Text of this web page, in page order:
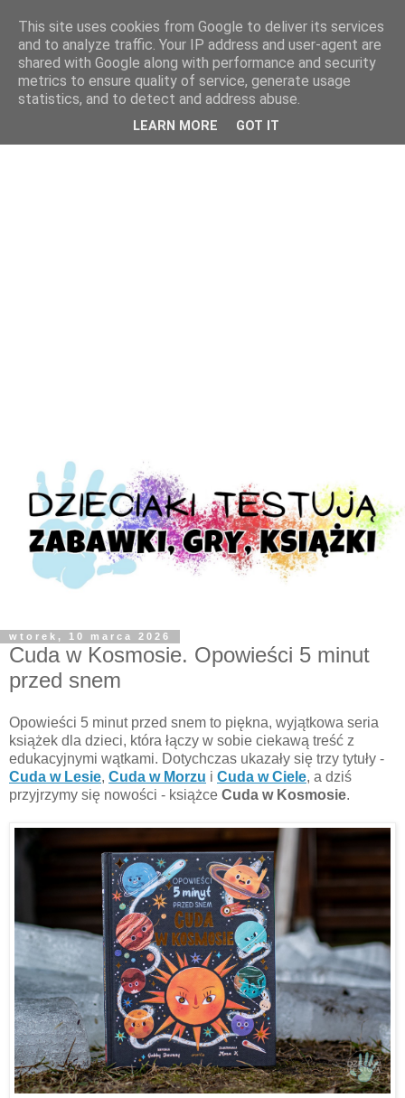
wtorek, 10 marca 2026
Cuda w Kosmosie. Opowieści 5 minut
przed snem
Opowieści 5 minut przed snem to piękna, wyjątkowa seria
książek dla dzieci, która łączy w sobie ciekawą treść z
edukacyjnymi wątkami. Dotychczas ukazały się trzy tytuły -
Cuda w Lesie, Cuda w Morzu i Cuda w Ciele, a dziś
przyjrzymy się nowości - książce Cuda w Kosmosie.
This site uses cookies from Google to deliver its services
and to analyze traffic. Your IP address and user-agent are
shared with Google along with performance and security
metrics to ensure quality of service, generate usage
statistics, and to detect and address abuse.
LEARN MORE GOT IT